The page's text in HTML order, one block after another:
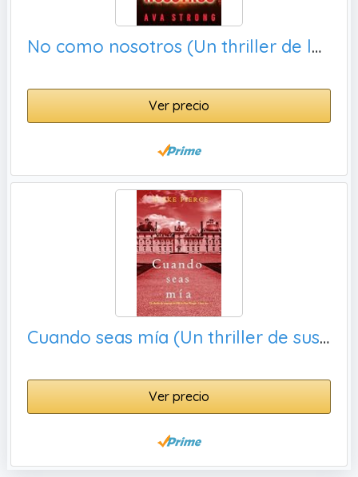
No como nosotros (Un thriller de la agente del FBI Ilse Beck—Libro 1)
Ver precio
Cuando seas mía (Un thriller de suspense del FBI de Finn Wright - Libro uno)
Ver precio